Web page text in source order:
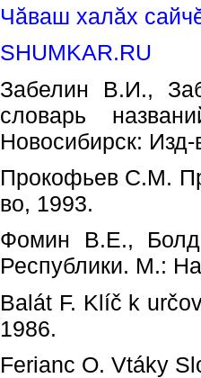
Чăваш халăх
SHUMKAR.RU
Забелин В.И.,
словарь
Новосибирск:
Прокофьев С.М.
во, 1993.
Фомин В.Е., Болд
Республики. М.:
Balát F. Klíč k
1986.
Ferianc O. Vtáky